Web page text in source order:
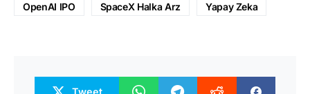
OpenAI IPO SpaceX Halka Arz Yapay Zeka
Tweet